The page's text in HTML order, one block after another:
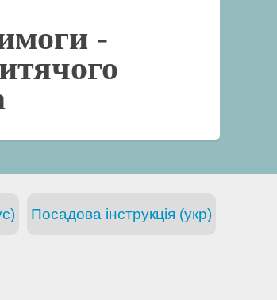
-
Посадова інструкція (укр)